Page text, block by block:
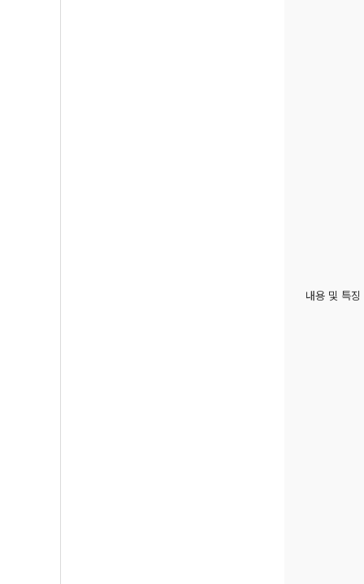
내용 및 특징